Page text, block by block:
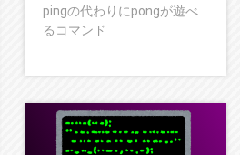
pingの代わりにpongが遊べ
るコマンド